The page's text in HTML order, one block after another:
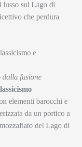
lusso sul Lago di
che perdura
e
dalla fusione
elementi barocchi e
da un portico a
del Lago di